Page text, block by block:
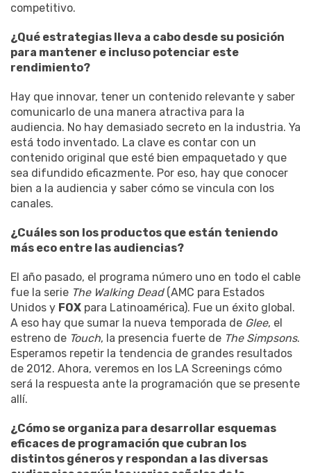
competitivo.
¿Qué estrategias lleva a cabo desde su posición
para mantener e incluso potenciar este
rendimiento?
Hay que innovar, tener un contenido relevante y saber
comunicarlo de una manera atractiva para la
audiencia. No hay demasiado secreto en la industria. Ya
está todo inventado. La clave es contar con un
contenido original que esté bien empaquetado y que
sea difundido eficazmente. Por eso, hay que conocer
bien a la audiencia y saber cómo se vincula con los
canales.
¿Cuáles son los productos que están teniendo
más eco entre las audiencias?
El año pasado, el programa número uno en todo el cable
fue la serie The Walking Dead(AMC para Estados
Unidos y FOX para Latinoamérica). Fue un éxito global.
A eso hay que sumar la nueva temporada de Glee, el
estreno de Touch, la presencia fuerte de The Simpsons.
Esperamos repetir la tendencia de grandes resultados
de 2012. Ahora, veremos en los LA Screenings cómo
será la respuesta ante la programación que se presente
allí.
¿Cómo se organiza para desarrollar esquemas
eficaces de programación que cubran los
distintos géneros y respondan a las diversas